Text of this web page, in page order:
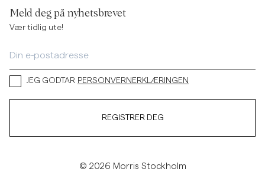
Meld deg på nyhetsbrevet
Vær tidlig ute!
JEG GODTAR PERSONVERNERKLÆRINGEN
REGISTRER DEG
© 2026 Morris Stockholm